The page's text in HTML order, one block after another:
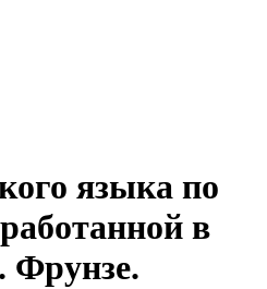
языка по
в
Фрунзе.